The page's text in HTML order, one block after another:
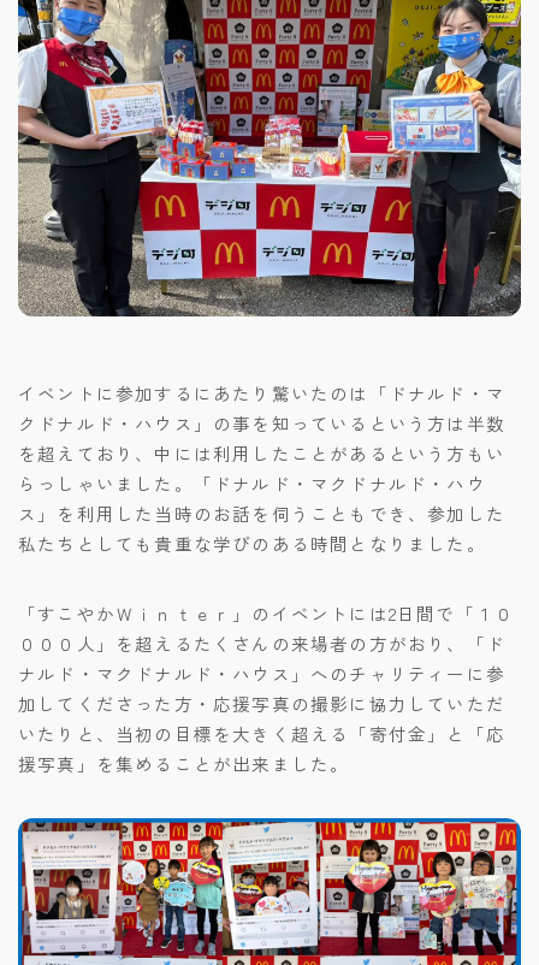
イベントに参加するにあたり驚いたのは「ドナルド・マ
クドナルド・ハウス」の事を知っているという方は半数
を超えており、中には利用したことがあるという方もい
らっしゃいました。「ドナルド・マクドナルド・ハウ
ス」を利用した当時のお話を伺うこともでき、参加した
私たちとしても貴重な学びのある時間となりました。
「すこやかＷｉｎｔｅｒ」のイベントには2日間で「１０
０００人」を超えるたくさんの来場者の方がおり、「ド
ナルド・マクドナルド・ハウス」へのチャリティーに参
加してくださった方・応援写真の撮影に協力していただ
いたりと、当初の目標を大きく超える「寄付金」と「応
援写真」を集めることが出来ました。